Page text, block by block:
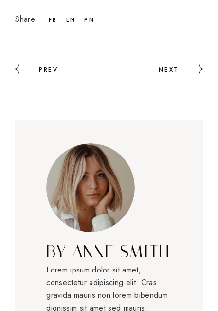
Share: FB LN PN
PREV NEXT
BY ANNE SMITH
Lorem ipsum dolor sit amet,
consectetur adipiscing elit. Cras
gravida mauris non lorem bibendum
dignissim sit amet sed mauris.